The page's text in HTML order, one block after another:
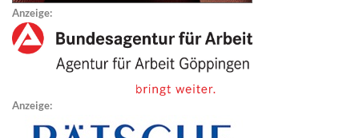
Anzeige:
Anzeige: